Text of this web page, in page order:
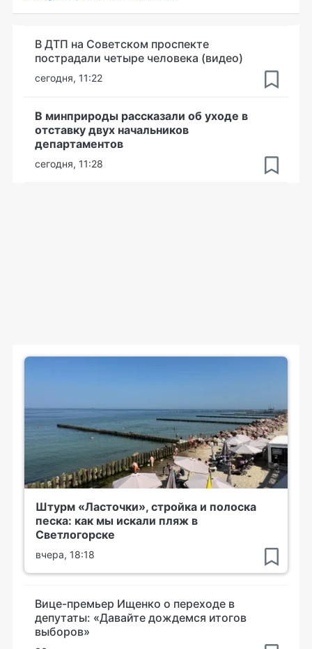
В ДТП на Советском проспекте
пострадали четыре человека (видео)
сегодня, 11:22
В минприроды рассказали об уходе в
отставку двух начальников
департаментов
сегодня, 11:28
Штурм «Ласточки», стройка и полоска
песка: как мы искали пляж в
Светлогорске
вчера, 18:18
Вице-премьер Ищенко о переходе в
депутаты: «Давайте дождемся итогов
выборов»